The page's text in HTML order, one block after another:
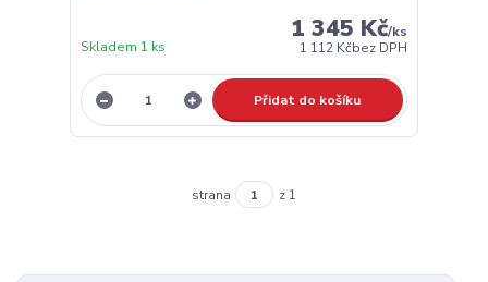
1 345 Kč/ks
1 112 Kčbez DPH
Skladem 1 ks
Přidat do košíku
strana z 1